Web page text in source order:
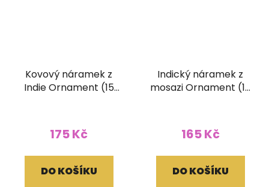
Kovový náramek z
Indie Ornament (15
175 Kč
DO KOŠÍKU
Indický náramek z
mosazi Ornament (10
165 Kč
DO KOŠÍKU